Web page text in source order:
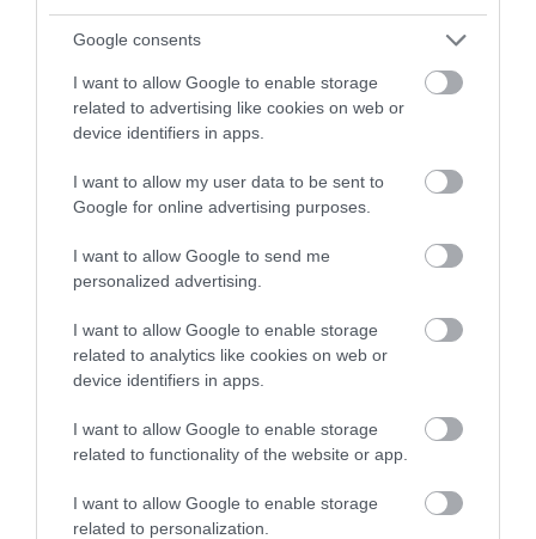
Google consents
I want to allow Google to enable storage
related to advertising like cookies on web or
device identifiers in apps.
I want to allow my user data to be sent to
Google for online advertising purposes.
I want to allow Google to send me
personalized advertising.
I want to allow Google to enable storage
related to analytics like cookies on web or
device identifiers in apps.
I want to allow Google to enable storage
related to functionality of the website or app.
I want to allow Google to enable storage
related to personalization.